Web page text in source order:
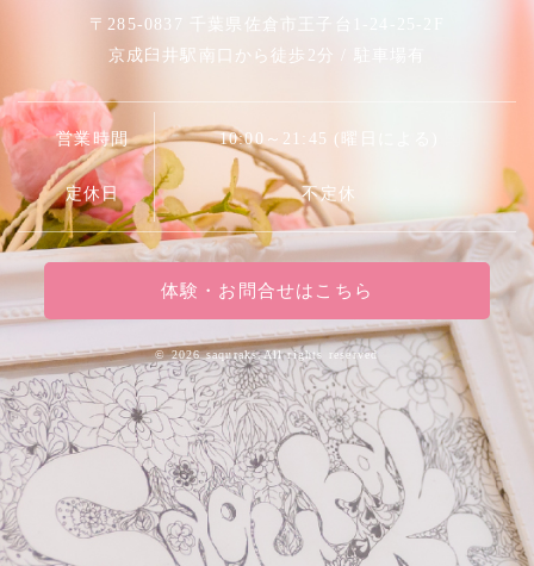
〒285-0837 千葉県佐倉市王子台1-24-25-2F
京成臼井駅南口から徒歩2分 / 駐車場有
営業時間 10:00～21:45 (曜日による)
定休日 不定休
体験・お問合せはこちら
©2026 saquraks.All rights reserved